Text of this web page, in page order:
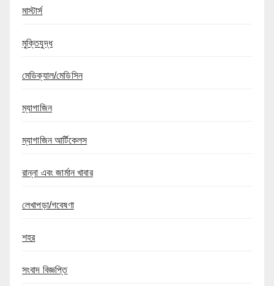
মাস্টার্স
মুক্তিযুদ্ধ
মেডিক্যাল/মেডিসিন
ম্যাগাজিন
ম্যাগাজিন আর্টিকেলস
রান্না এবং জার্মান খাবার
লেখাপড়া/গবেষণা
শহর
সংবাদ বিজ্ঞপ্তি